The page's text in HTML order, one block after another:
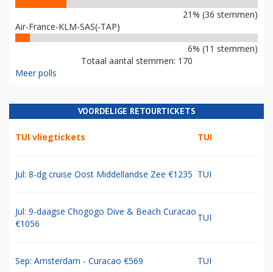
21% (36 stemmen)
Air-France-KLM-SAS(-TAP)
6% (11 stemmen)
Totaal aantal stemmen: 170
Meer polls
VOORDELIGE RETOURTICKETS
TUI vliegtickets TUI
Jul: 8-dg cruise Oost Middellandse Zee €1235 TUI
Jul: 9-daagse Chogogo Dive & Beach Curacao
€1056
TUI
Sep: Amsterdam - Curacao €569 TUI